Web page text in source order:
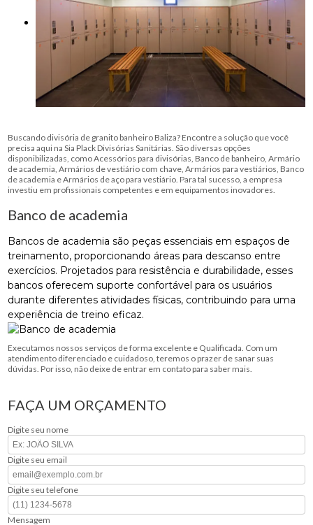
Buscando divisória de granito banheiro Baliza? Encontre a solução que você
precisa aqui na Sia Plack Divisórias Sanitárias. São diversas opções
disponibilizadas, como Acessórios para divisórias, Banco de banheiro, Armário
de academia, Armários de vestiário com chave, Armários para vestiários, Banco
de academia e Armários de aço para vestiário. Para tal sucesso, a empresa
investiu em profissionais competentes e em equipamentos inovadores.
Banco de academia
Bancos de academia são peças essenciais em espaços de
treinamento, proporcionando áreas para descanso entre
exercícios. Projetados para resistência e durabilidade, esses
bancos oferecem suporte confortável para os usuários
durante diferentes atividades físicas, contribuindo para uma
experiência de treino eficaz.
Executamos nossos serviços de forma excelente e Qualificada. Com um
atendimento diferenciado e cuidadoso, teremos o prazer de sanar suas
dúvidas. Por isso, não deixe de entrar em contato para saber mais.
FAÇA UM ORÇAMENTO
Digite seu nome
Digite seu email
Digite seu telefone
Mensagem